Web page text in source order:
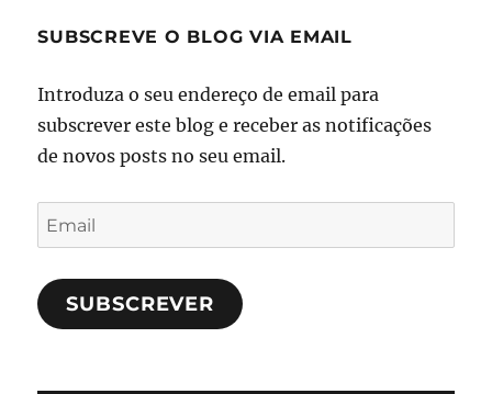
SUBSCREVE O BLOG VIA EMAIL
Introduza o seu endereço de email para
subscrever este blog e receber as notificações
de novos posts no seu email.
Email
SUBSCREVER